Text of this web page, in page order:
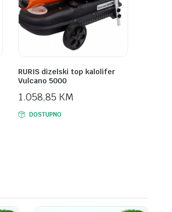
RURIS dizelski top kalolifer
Vulcano 5000
1.058,85 KM
DOSTUPNO